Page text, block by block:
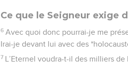
Ce que le Seigneur exige
6 Avec quoi donc pourrai-je me
Irai-je devant lui avec des
7 L’Eternel voudra-t-il des milliers